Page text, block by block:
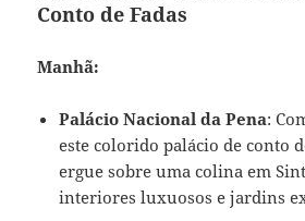
Conto de Fadas
Manhã:
Palácio Nacional da Pena:
este colorido palácio de conto
ergue sobre uma colina em
interiores luxuosos e jardins